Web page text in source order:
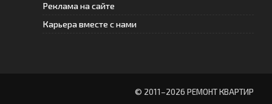
Реклама на сайте
Карьера вместе с нами
© 2011–2026 РЕМОНТ КВАРТИР